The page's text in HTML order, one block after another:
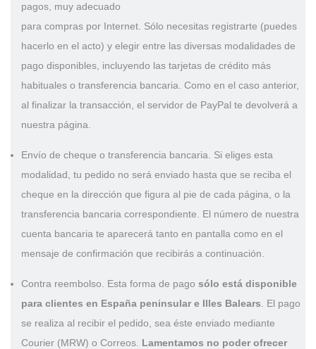
pagos, muy adecuado
para compras por Internet. Sólo necesitas registrarte (puedes
hacerlo en el acto) y elegir entre las diversas modalidades de
pago disponibles, incluyendo las tarjetas de crédito más
habituales o transferencia bancaria. Como en el caso anterior,
al finalizar la transacción, el servidor de PayPal te devolverá a
nuestra página.
Envío de cheque o transferencia bancaria . Si eliges esta
modalidad, tu pedido no será enviado hasta que se reciba el
cheque en la dirección que figura al pie de cada página, o la
transferencia bancaria correspondiente. El número de nuestra
cuenta bancaria te aparecerá tanto en pantalla como en el
mensaje de confirmación que recibirás a continuación.
Contra reembolso . Esta forma de pago sólo está disponible
para clientes en España peninsular e Illes Balears . El pago
se realiza al recibir el pedido, sea éste enviado mediante
Courier (MRW) o Correos. Lamentamos no poder ofrecer